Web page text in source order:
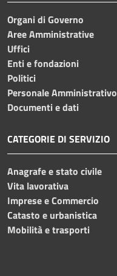
Organi di Governo
Aree Amministrative
Uffici
Enti e fondazioni
Politici
Personale Amministrativo
Documenti e dati
CATEGORIE DI SERVIZIO
Anagrafe e stato civile
Vita lavorativa
Imprese e Commercio
Catasto e urbanistica
Mobilità e trasporti